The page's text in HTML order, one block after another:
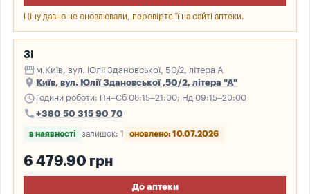
Ціну давно не оновлювали, перевірте її на сайті аптеки.
3і
storefront м.Київ, вул. Юлії Здановської, 50/2, літера А
place Київ, вул. Юлії Здановської ,50/2, літера "А"
schedule Години роботи: Пн–Сб 08:15–21:00; Нд 09:15–20:00
call +380 50 315 90 70
в наявності залишок: 1 оновлено: 10.07.2026
6 479.90 грн
До аптеки